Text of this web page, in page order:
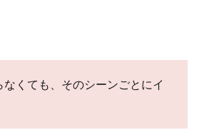
くても、そのシーンごとにイ